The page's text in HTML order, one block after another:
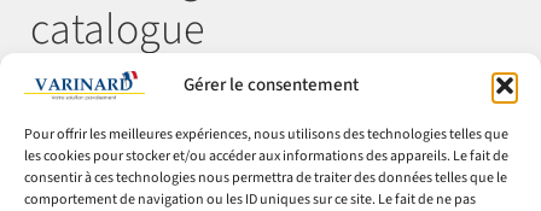
Gérer le consentement
Pour offrir les meilleures expériences, nous utilisons des technologies telles que
les cookies pour stocker et/ou accéder aux informations des appareils. Le fait de
consentir à ces technologies nous permettra de traiter des données telles que le
comportement de navigation ou les ID uniques sur ce site. Le fait de ne pas
catalogue